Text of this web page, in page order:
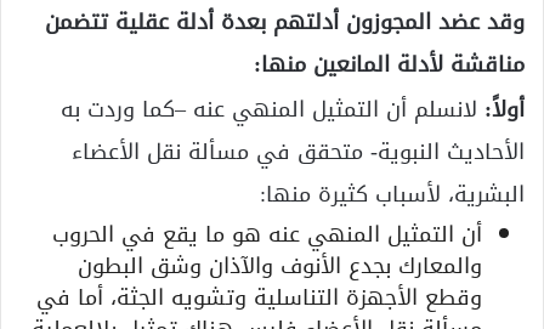
وقد عضد المجوزون أدلتهم بعدة أدلة عقلية تتضمن
مناقشة لأدلة المانعين منها:
أولاً: لانسلم أن التمثيل المنهي عنه –كما وردت به
الأحاديث النبوية- متحقق في مسألة نقل الأعضاء
البشرية، لأسباب كثيرة منها:
أن التمثيل المنهي عنه هو ما يقع في الحروب
والمعارك بجدع الأنوف والآذان وشق البطون
وقطع الأجهزة التناسلية وتشويه الجثة، أما في